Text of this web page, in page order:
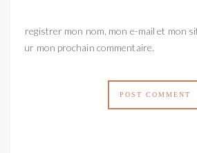
Enregistrer mon nom, mon e-mail et mon
pour mon prochain commentaire.